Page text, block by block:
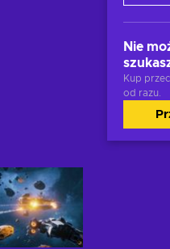
Nie
Kup
od razu.